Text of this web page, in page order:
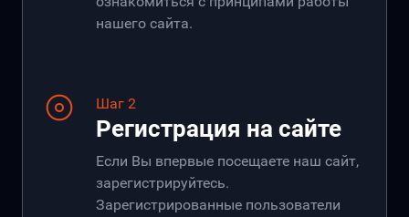
нашего сайта.
Шаг 2
Регистрация на сайте
Если Вы впервые посещаете наш сайт,
зарегистрируйтесь.
Зарегистрированные пользователи